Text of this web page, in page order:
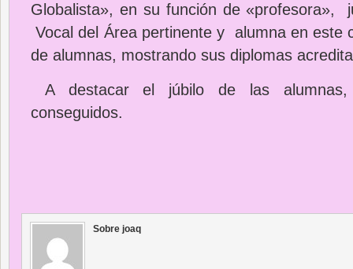
Globalista», en su función de «profesora»,
Vocal del Área pertinente y alumna en este
de alumnas, mostrando sus diplomas
A destacar el júbilo de las alumnas,
conseguidos.
Sobre joaq